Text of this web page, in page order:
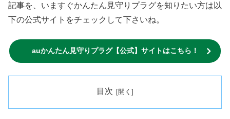
記事を、いますぐかんたん見守りプラグを知りたい方は以
下の公式サイトをチェックして下さいね。
auかんたん見守りプラグ【公式】サイトはこちら！
目次